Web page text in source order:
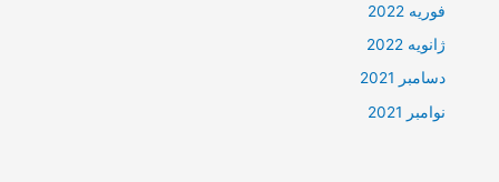
فوریه 2022
ژانویه 2022
دسامبر 2021
نوامبر 2021